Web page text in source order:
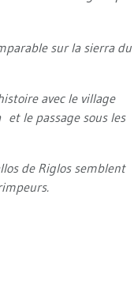
sur la sierra du
avec le village
et le passage sous les
de Riglos semblent